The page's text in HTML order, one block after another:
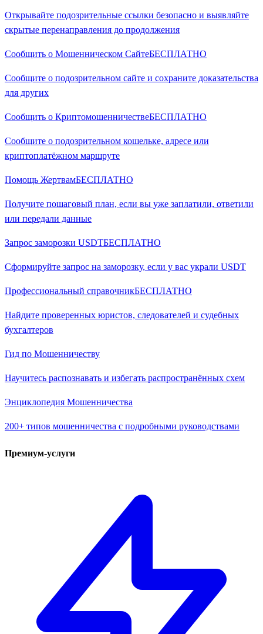
Открывайте подозрительные ссылки безопасно и выявляйте
скрытые перенаправления до продолжения
Сообщить о Мошенническом СайтеБЕСПЛАТНО
Сообщите о подозрительном сайте и сохраните доказательства
для других
Сообщить о КриптомошенничествеБЕСПЛАТНО
Сообщите о подозрительном кошельке, адресе или
криптоплатёжном маршруте
Помощь ЖертвамБЕСПЛАТНО
Получите пошаговый план, если вы уже заплатили, ответили
или передали данные
Запрос заморозки USDTБЕСПЛАТНО
Сформируйте запрос на заморозку, если у вас украли USDT
Профессиональный справочникБЕСПЛАТНО
Найдите проверенных юристов, следователей и судебных
бухгалтеров
Гид по Мошенничеству
Научитесь распознавать и избегать распространённых схем
Энциклопедия Мошенничества
200+ типов мошенничества с подробными руководствами
Премиум-услуги